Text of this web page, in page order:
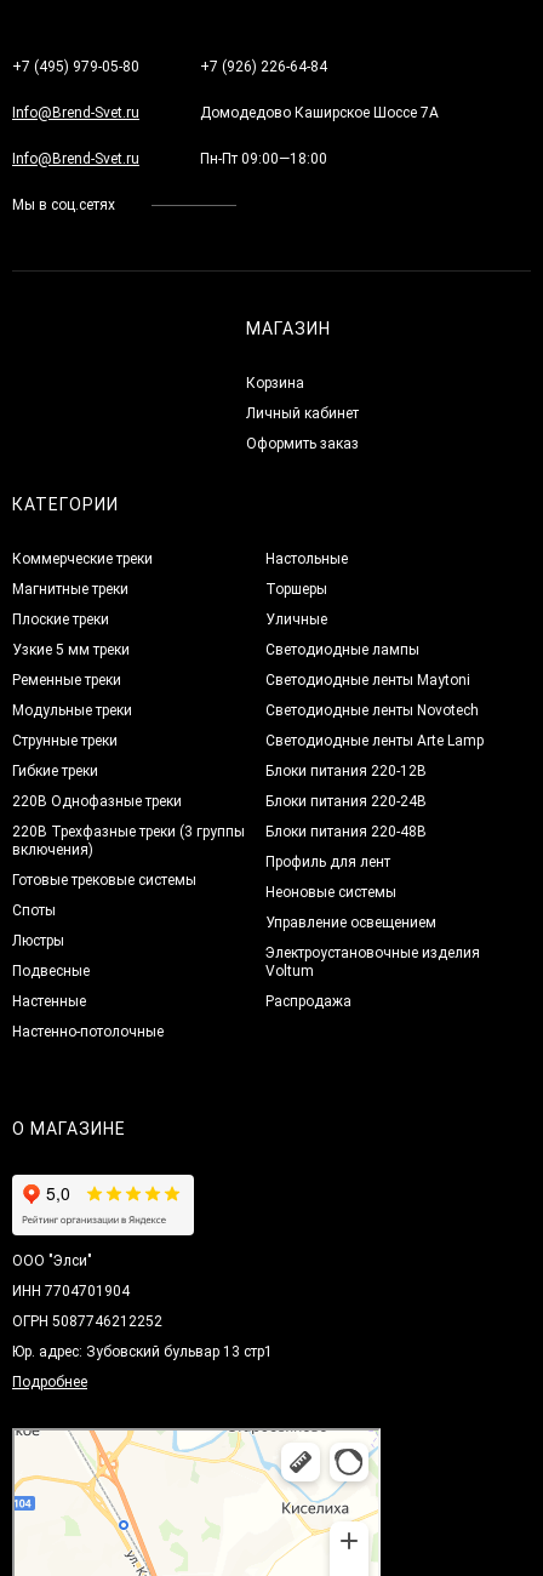
+7 (495) 979-05-80 +7 (926) 226-64-84
Info@Brend-Svet.ru Домодедово Каширское Шоссе 7А
Info@Brend-Svet.ru Пн-Пт 09:00—18:00
Мы в соц.сетях
МАГАЗИН
Корзина
Личный кабинет
Оформить заказ
КАТЕГОРИИ
Коммерческие треки
Магнитные треки
Плоские треки
Узкие 5 мм треки
Ременные треки
Модульные треки
Струнные треки
Гибкие треки
220В Однофазные треки
220В Трехфазные треки (3 группы
включения)
Готовые трековые системы
Споты
Люстры
Подвесные
Настенные
Настенно-потолочные
Настольные
Торшеры
Уличные
Светодиодные лампы
Светодиодные ленты Maytoni
Светодиодные ленты Novotech
Светодиодные ленты Arte Lamp
Блоки питания 220-12В
Блоки питания 220-24В
Блоки питания 220-48В
Профиль для лент
Неоновые системы
Управление освещением
Электроустановочные изделия
Voltum
Распродажа
О МАГАЗИНЕ
ООО "Элси"
ИНН 7704701904
ОГРН 5087746212252
Юр. адрес: Зубовский бульвар 13 стр1
Подробнее